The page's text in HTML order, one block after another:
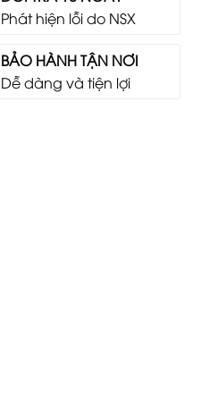
Phát hiện lỗi do NSX
BẢO HÀNH TẬN NƠI
Dễ dàng và tiện lợi